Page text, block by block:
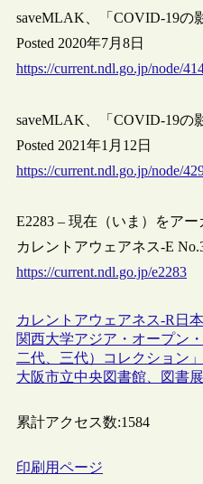
saveMLAK、「COVID-19の
Posted 2020年7月8日
https://current.ndl.go.jp/node/
saveMLAK、「COVID-19の
Posted 2021年1月12日
https://current.ndl.go.jp/node/
E2283 – 現在（いま）をア
カレントアウェアネス-E
https://current.ndl.go.jp/e2283
カレントアウェアネス-R 日本
関西大学アジア・オープン
二代、三代）コレクション
大阪市立中央図書館、図書
累計アクセス数:1584
印刷用ページ